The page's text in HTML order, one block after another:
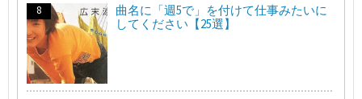
曲名に「週5で」を付けて仕事みたいに
してください【25選】